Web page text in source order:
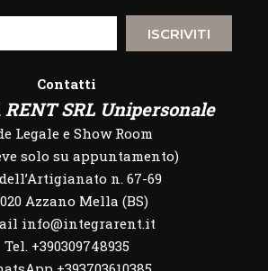
ISCRIVITI
Contatti
RENT SRL Unipersonale
Legale e Show Room
solo su appuntamento)
n. 67-69
Azzano Mella (BS)
info@integrarent.it
Tel. +390309748935